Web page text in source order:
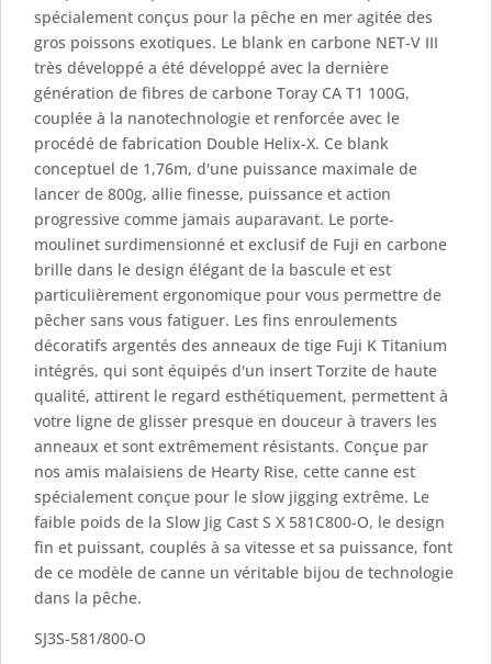
spécialement conçus pour la pêche en mer agitée des
gros poissons exotiques. Le blank en carbone NET-V III
très développé a été développé avec la dernière
génération de fibres de carbone Toray CA T1 100G,
couplée à la nanotechnologie et renforcée avec le
procédé de fabrication Double Helix-X. Ce blank
conceptuel de 1,76m, d'une puissance maximale de
lancer de 800g, allie finesse, puissance et action
progressive comme jamais auparavant. Le porte-
moulinet surdimensionné et exclusif de Fuji en carbone
brille dans le design élégant de la bascule et est
particulièrement ergonomique pour vous permettre de
pêcher sans vous fatiguer. Les fins enroulements
décoratifs argentés des anneaux de tige Fuji K Titanium
intégrés, qui sont équipés d'un insert Torzite de haute
qualité, attirent le regard esthétiquement, permettent à
votre ligne de glisser presque en douceur à travers les
anneaux et sont extrêmement résistants. Conçue par
nos amis malaisiens de Hearty Rise, cette canne est
spécialement conçue pour le slow jigging extrême. Le
faible poids de la Slow Jig Cast S X 581C800-O, le design
fin et puissant, couplés à sa vitesse et sa puissance, font
de ce modèle de canne un véritable bijou de technologie
dans la pêche.
SJ3S-581/800-O